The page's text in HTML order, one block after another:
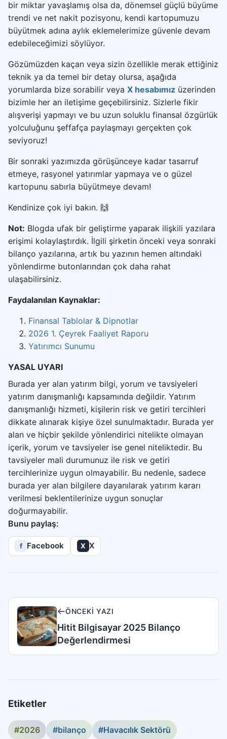
bir miktar yavaşlamış olsa da, dönemsel güçlü büyüme
trendi ve net nakit pozisyonu, kendi kartopumuzu
büyütmek adına aylık eklemelerimize güvenle devam
edebileceğimizi söylüyor.
Gözümüzden kaçan veya sizin özellikle merak ettiğiniz
teknik ya da temel bir detay olursa, aşağıda
yorumlarda bize sorabilir veya X hesabımız üzerinden
bizimle her an iletişime geçebilirsiniz. Sizlerle fikir
alışverişi yapmayı ve bu uzun soluklu finansal özgürlük
yolculuğunu şeffafça paylaşmayı gerçekten çok
seviyoruz!
Bir sonraki yazımızda görüşünceye kadar tasarruf
etmeye, rasyonel yatırımlar yapmaya ve o güzel
kartopunu sabırla büyütmeye devam!
Kendinize çok iyi bakın. 🙌
Not: Blogda ufak bir geliştirme yaparak ilişkili yazılara
erişimi kolaylaştırdık. İlgili şirketin önceki veya sonraki
bilanço yazılarına, artık bu yazının hemen altındaki
yönlendirme butonlarından çok daha rahat
ulaşabilirsiniz.
Faydalanılan Kaynaklar:
Finansal Tablolar & Dipnotlar
2026 1. Çeyrek Faaliyet Raporu
Yatırımcı Sunumu
YASAL UYARI
Burada yer alan yatırım bilgi, yorum ve tavsiyeleri
yatırım danışmanlığı kapsamında değildir. Yatırım
danışmanlığı hizmeti, kişilerin risk ve getiri tercihleri
dikkate alınarak kişiye özel sunulmaktadır. Burada yer
alan ve hiçbir şekilde yönlendirici nitelikte olmayan
içerik, yorum ve tavsiyeler ise genel niteliktedir. Bu
tavsiyeler mali durumunuz ile risk ve getiri
tercihlerinize uygun olmayabilir. Bu nedenle, sadece
burada yer alan bilgilere dayanılarak yatırım kararı
verilmesi beklentilerinize uygun sonuçlar
doğurmayabilir.
Bunu paylaş:
f Facebook X X
ÖNCEKI YAZI
Hitit Bilgisayar 2025 Bilanço
Değerlendirmesi
Etiketler
#2026 #bilanço
#Havacılık Sektörü